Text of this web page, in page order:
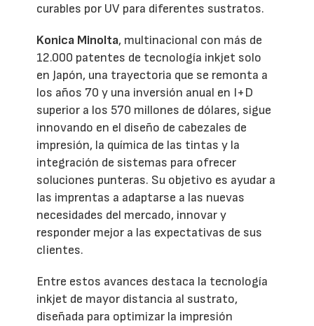
curables por UV para diferentes sustratos.
Konica Minolta, multinacional con más de
12.000 patentes de tecnología inkjet solo
en Japón, una trayectoria que se remonta a
los años 70 y una inversión anual en I+D
superior a los 570 millones de dólares, sigue
innovando en el diseño de cabezales de
impresión, la química de las tintas y la
integración de sistemas para ofrecer
soluciones punteras. Su objetivo es ayudar a
las imprentas a adaptarse a las nuevas
necesidades del mercado, innovar y
responder mejor a las expectativas de sus
clientes.
Entre estos avances destaca la tecnología
inkjet de mayor distancia al sustrato,
diseñada para optimizar la impresión